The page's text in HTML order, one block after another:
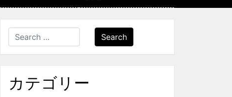
Search
カテゴリー